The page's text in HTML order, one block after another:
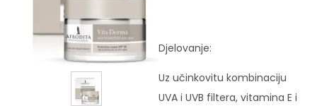
Djelovanje:
Uz učinkovitu kombinaciju
UVA i UVB filtera, vitamina E i